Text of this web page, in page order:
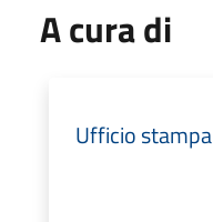
A cura di
Ufficio stampa